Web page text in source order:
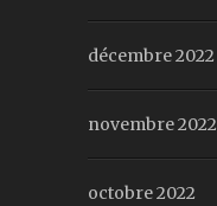
décembre 2022
novembre 2022
octobre 2022